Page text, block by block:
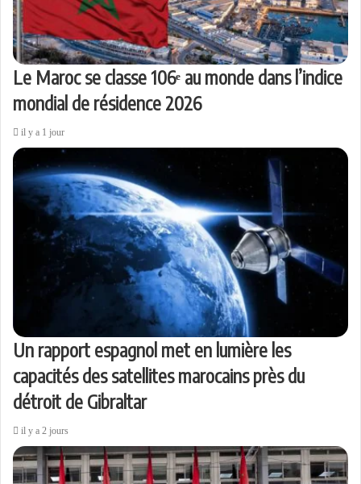
Le Maroc se classe 106ᵉ au monde dans l’indice
mondial de résidence 2026
il y a 1 jour
Un rapport espagnol met en lumière les
capacités des satellites marocains près du
détroit de Gibraltar
il y a 2 jours